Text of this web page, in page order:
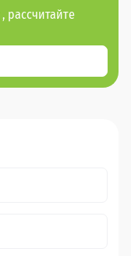
, рассчитайте